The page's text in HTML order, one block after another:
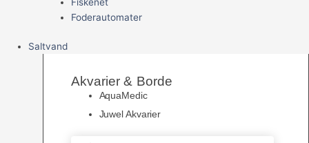
Foderautomater
Saltvand
Akvarier & Borde
AquaMedic
Juwel Akvarier